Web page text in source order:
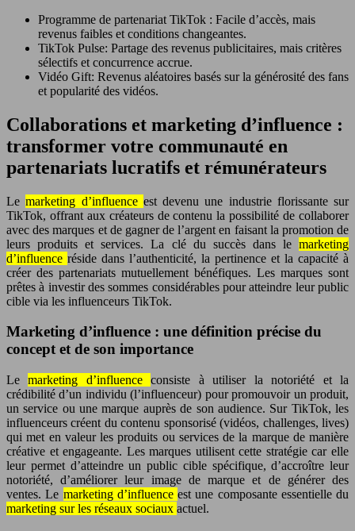
Programme de partenariat TikTok : Facile d’accès, mais
revenus faibles et conditions changeantes.
TikTok Pulse: Partage des revenus publicitaires, mais critères
sélectifs et concurrence accrue.
Vidéo Gift: Revenus aléatoires basés sur la générosité des fans
et popularité des vidéos.
Collaborations et marketing d’influence :
transformer votre communauté en
partenariats lucratifs et rémunérateurs
Lemarketing d’influence est devenu une industrie florissante sur
TikTok, offrant aux créateurs de contenu la possibilité de collaborer
avec des marques et de gagner de l’argent en faisant la promotion de
leurs produits et services. La clé du succès dans le marketing
d’influence réside dans l’authenticité, la pertinence et la capacité à
créer des partenariats mutuellement bénéfiques. Les marques sont
prêtes à investir des sommes considérables pour atteindre leur public
cible via les influenceurs TikTok.
Marketing d’influence : une définition précise du
concept et de son importance
Lemarketing d’influenceconsiste à utiliser la notoriété et la
crédibilité d’un individu (l’influenceur) pour promouvoir un produit,
un service ou une marque auprès de son audience. Sur TikTok, les
influenceurs créent du contenu sponsorisé (vidéos, challenges, lives)
qui met en valeur les produits ou services de la marque de manière
créative et engageante. Les marques utilisent cette stratégie car elle
leur permet d’atteindre un public cible spécifique, d’accroître leur
notoriété, d’améliorer leur image de marque et de générer des
ventes. Le marketing d’influence est une composante essentielle du
marketing sur les réseaux sociaux actuel.